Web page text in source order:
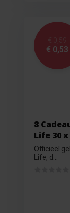
€ 0,59
€ 0,53
8
Life 30 x
Officieel
Life, d...